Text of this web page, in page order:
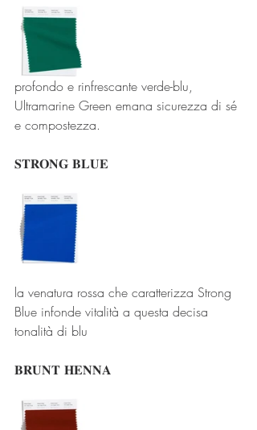
profondo e rinfrescante verde-blu,
Ultramarine Green emana sicurezza di sé
e compostezza.
𝐒𝐓𝐑𝐎𝐍𝐆 𝐁𝐋𝐔𝐄
la venatura rossa che caratterizza Strong
Blue infonde vitalità a questa decisa
tonalità di blu
𝐁𝐑𝐔𝐍𝐓 𝐇𝐄𝐍𝐍𝐀